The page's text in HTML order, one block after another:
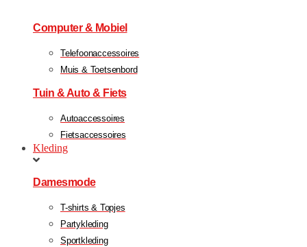
Computer & Mobiel
Telefoonaccessoires
Muis & Toetsenbord
Tuin & Auto & Fiets
Autoaccessoires
Fietsaccessoires
Kleding
Damesmode
T-shirts & Topjes
Partykleding
Sportkleding